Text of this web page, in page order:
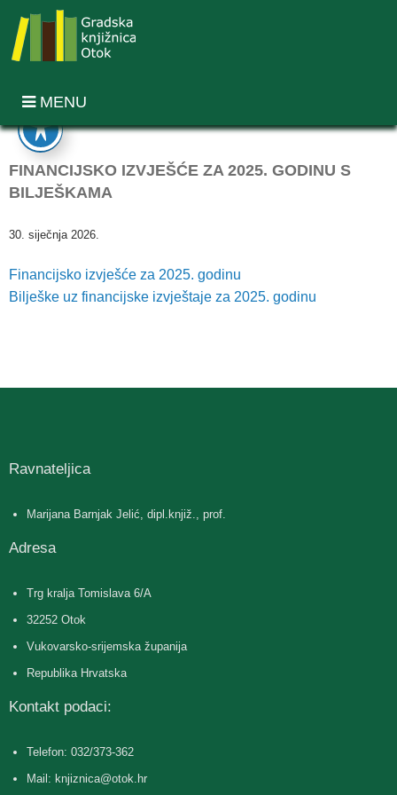
MENU
FINANCIJSKO IZVJEŠĆE ZA 2025. GODINU S
BILJEŠKAMA
30. siječnja 2026.
Financijsko izvješće za 2025. godinu
Bilješke uz financijske izvještaje za 2025. godinu
Ravnateljica
Marijana Barnjak Jelić, dipl.knjiž., prof.
Adresa
Trg kralja Tomislava 6/A
32252 Otok
Vukovarsko-srijemska županija
Republika Hrvatska
Kontakt podaci:
Telefon: 032/373-362
Mail: knjiznica@otok.hr